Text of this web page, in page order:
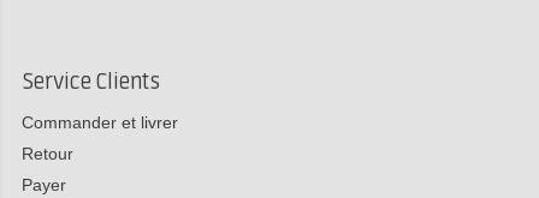
Service Clients
Commander et livrer
Retour
Payer